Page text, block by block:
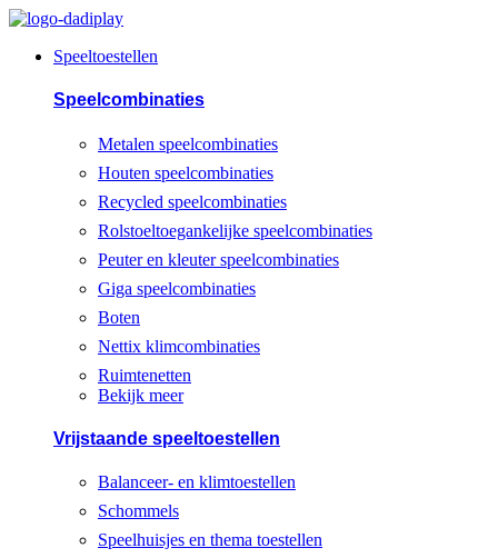
Spring
Speeltoestellen
Speelcombinaties
Metalen speelcombinaties
Houten speelcombinaties
Recycled speelcombinaties
Rolstoeltoegankelijke speelcombinaties
Peuter en kleuter speelcombinaties
Giga speelcombinaties
Boten
Nettix klimcombinaties
Ruimtenetten
Bekijk meer
Vrijstaande speeltoestellen
Balanceer- en klimtoestellen
Schommels
Speelhuisjes en thema toestellen